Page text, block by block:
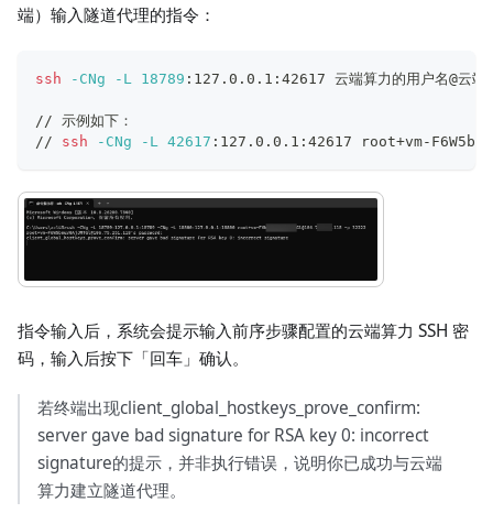
端）输入隧道代理的指令：
ssh -CNg -L 18789 :127.0.0.1:42617 云端算力的用户名@云端
// 示例如下：
// ssh -CNg -L 42617 :127.0.0.1:42617 root+vm-
指令输入后，系统会提示输入前序步骤配置的云端算力 SSH 密
码，输入后按下「回车」确认。
若终端出现client_global_hostkeys_prove_confirm:
server gave bad signature for RSA key 0: incorrect
signature的提示，并非执行错误，说明你已成功与云端
算力建立隧道代理。